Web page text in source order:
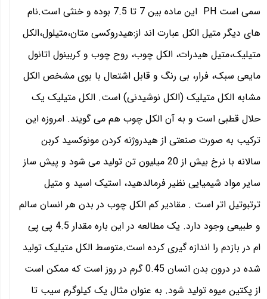
سمی است PH این ماده بین 7 تا 7.5 بوده و خنثی است.نام
های دیگر متیل الکل عبارت اند از:هیدروکسی متان،متیلول،الکل
متیلیک،متیل هیدرات، الکل چوب، روح چوب و کربینول اتانول
مایعی سبک، فرار، بی رنگ و قابل اشتعال با بوی مشخص الکل
مشابه الکل متیلیک (الکل نوشیدنی) است. الکل متیلیک یک
حلال قطبی است و به آن الکل چوب هم می گویند. امروزه این
ترکیب به صورت صنعتی از هیدروژنه کردن مونوکسید کربن
سالانه با نرخ بیش از 20 میلیون تن تولید می شود و پیش ساز
سایر مواد شیمیایی نظیر فرمالدهید، استیک اسید و متیل
ترتبوتیل اتر است . مقادیر کم الکل چوب در بدن هر انسان سالم
و طبیعی وجود دارد. یک مطالعه در این باره مقدار 4.5 پی پی
ام در بازدم را اندازه گیری کرده است.متوسط الکل متیلیک تولید
شده در درون بدن انسان 0.45 گرم در روز است که ممکن است
از پکتین میوه تولید شود. به عنوان مثال یک کیلوگرم سیب تا